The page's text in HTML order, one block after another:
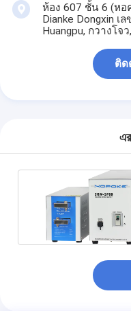
ห้อง 607 ชั้น 6 (หอ
Dianke Dongxin เ
Huangpu, กวางโจว
ติด